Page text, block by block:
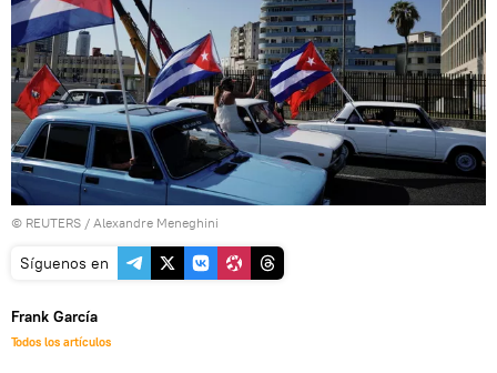
© REUTERS / Alexandre Meneghini
Síguenos en
Frank García
Todos los artículos